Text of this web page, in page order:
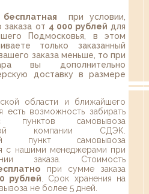
при условии,
от 4 000 рублей для
Подмосковья, в этом
только заказанный
заказа меньше, то при
вы дополнительно
доставку в размере
области и ближайшего
есть возможность забирать
пунктов самовывоза
компании СДЭК.
пункт самовывоза
с нашими менеджерами при
заказа. Стоимость
при сумме заказа
рублей . Срок хранения на
не более 5 дней.